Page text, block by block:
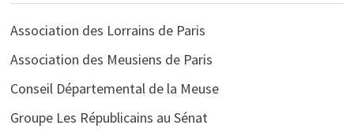
Association des Lorrains de Paris
Association des Meusiens de Paris
Conseil Départemental de la Meuse
Groupe Les Républicains au Sénat